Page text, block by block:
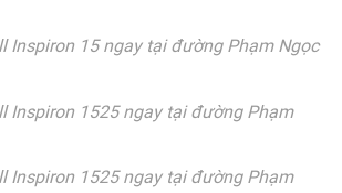
Inspiron 15 ngay tại đường Phạm Ngọc
Inspiron 1525 ngay tại đường Phạm
Inspiron 1525 ngay tại đường Phạm